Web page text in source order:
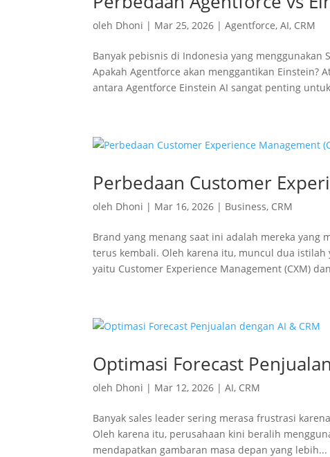
oleh Dhoni | Mar 25, 2026 |Agentforce,AI, CRM
Banyak pebisnis di Indonesia yang
Apakah Agentforce akan menggantikan Einstein?
antara Agentforce Einstein AI sangat penting
Perbedaan Customer
oleh Dhoni | Mar 16, 2026 | Business, CRM
Brand yang menang saat ini adalah mereka
terus kembali. Oleh karena itu, muncul dua
yaitu Customer Experience Management (CXM)
Optimasi Forecast
oleh Dhoni | Mar 12, 2026 |AI, CRM
Banyak sales leader sering merasa frustrasi
Oleh karena itu, perusahaan kini beralih
mendapatkan gambaran masa depan yang lebih...